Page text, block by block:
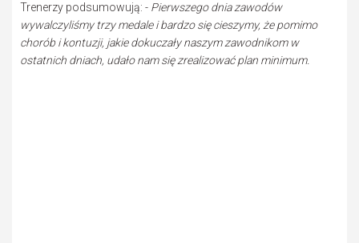
Trenerzy podsumowują: - Pierwszego dnia zawodów
wywalczyliśmy trzy medale i bardzo się cieszymy, że pomimo
chorób i kontuzji, jakie dokuczały naszym zawodnikom w
ostatnich dniach, udało nam się zrealizować plan minimum.